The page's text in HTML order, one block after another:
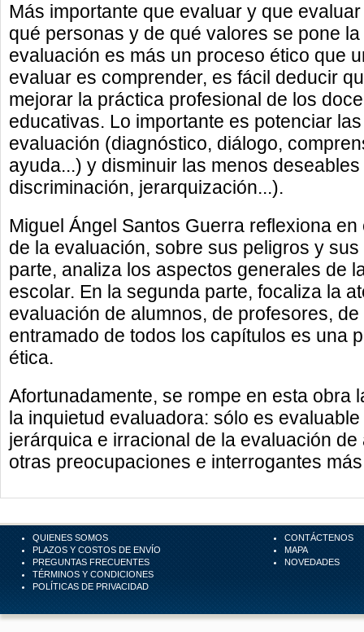
Más importante que evaluar y que
qué personas y de qué valores se pone
evaluación es más un proceso ético que
evaluar es comprender, es fácil deducir
mejorar la práctica profesional de los
educativas. Lo importante es potenciar
evaluación (diagnóstico, diálogo,
ayuda...) y disminuir las menos
discriminación, jerarquización...).
Miguel Ángel Santos Guerra reflexiona
de la evaluación, sobre sus peligros y
parte, analiza los aspectos generales de
escolar. En la segunda parte, focaliza la
evaluación de alumnos, de profesores,
entramado de todos los capítulos es una
ética.
Afortunadamente, se rompe en esta obra
la inquietud evaluadora: sólo es
jerárquica e irracional de la evaluación
otras preocupaciones e interrogantes
QUIENES SOMOS
PLAZOS Y COSTOS DE ENVÍO
PREGUNTAS FRECUENTES
TÉRMINOS Y CONDICIONES
POLÍTICAS DE PRIVACIDAD
CONTÁCTENOS
MAPA
NOVEDADES